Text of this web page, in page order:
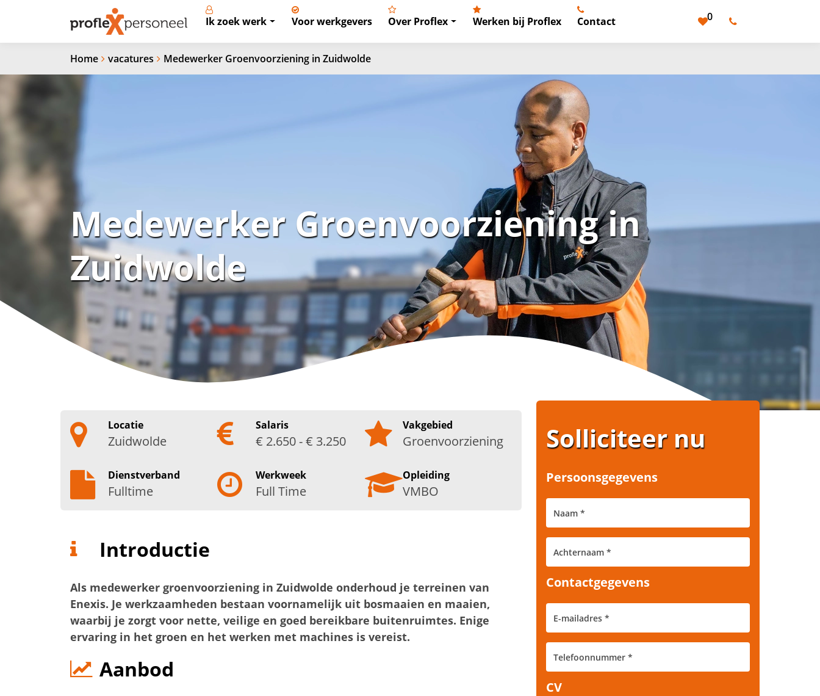
Ik zoek werk Voor werkgevers Over Proflex Werken bij Proflex Contact 0
Home vacatures Medewerker Groenvoorziening in Zuidwolde
Medewerker Groenvoorziening in
Zuidwolde
Locatie
Zuidwolde
Salaris
€ 2.650 - € 3.250
Vakgebied
Groenvoorziening
Dienstverband
Fulltime
Werkweek
Full Time
Opleiding
VMBO
Introductie
Als medewerker groenvoorziening in Zuidwolde onderhoud je terreinen van
Enexis. Je werkzaamheden bestaan voornamelijk uit bosmaaien en maaien,
waarbij je zorgt voor nette, veilige en goed bereikbare buitenruimtes. Enige
ervaring in het groen en het werken met machines is vereist.
Aanbod
Solliciteer nu
Persoonsgegevens
Contactgegevens
CV